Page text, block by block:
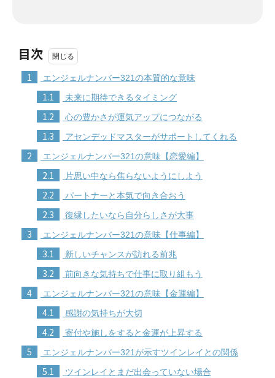
目次
1 エンジェルナンバー321の本質的な意味
1.1 未来に期待できるタイミング
1.2 心の豊かさが運気アップにつながる
1.3 アセンデッドマスターがサポートしてくれる
2 エンジェルナンバー321の意味【恋愛編】
2.1 片思い中なら焦らないようにしよう
2.2 パートナーと本気で向き合おう
2.3 復縁したいなら自分らしさが大事
3 エンジェルナンバー321の意味【仕事編】
3.1 新しいチャンスが訪れる前兆
3.2 前向きな気持ちで仕事に取り組もう
4 エンジェルナンバー321の意味【金運編】
4.1 感謝の気持ちが大切
4.2 寄付や施しをすると金運が上昇する
5 エンジェルナンバー321が示すツインレイとの関係
5.1 ツインレイとまだ出会っていない場合